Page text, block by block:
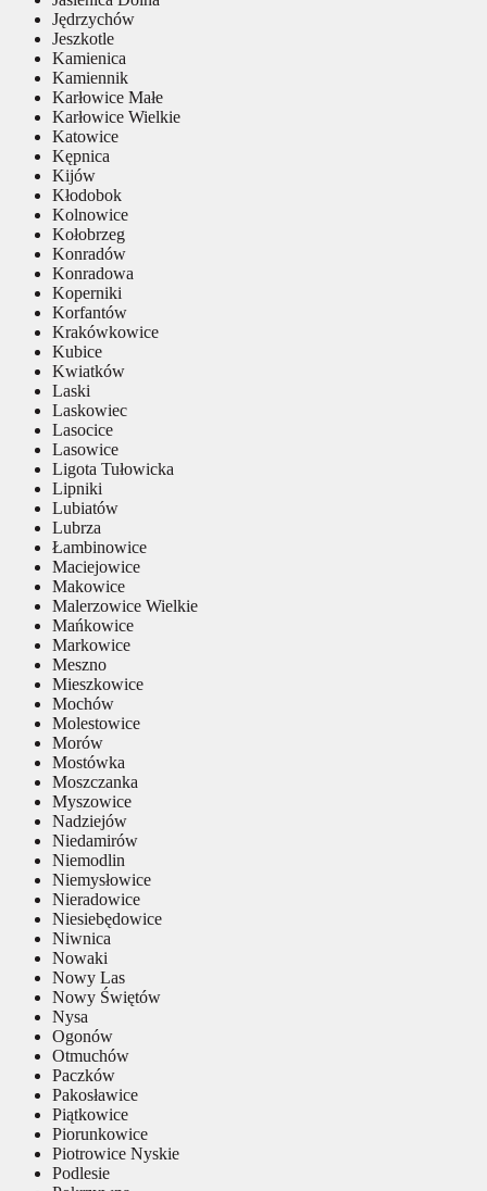
Jędrzychów
Jeszkotle
Kamienica
Kamiennik
Karłowice Małe
Karłowice Wielkie
Katowice
Kępnica
Kijów
Kłodobok
Kolnowice
Kołobrzeg
Konradów
Konradowa
Koperniki
Korfantów
Krakówkowice
Kubice
Kwiatków
Laski
Laskowiec
Lasocice
Lasowice
Ligota Tułowicka
Lipniki
Lubiatów
Lubrza
Łambinowice
Maciejowice
Makowice
Malerzowice Wielkie
Mańkowice
Markowice
Meszno
Mieszkowice
Mochów
Molestowice
Morów
Mostówka
Moszczanka
Myszowice
Nadziejów
Niedamirów
Niemodlin
Niemysłowice
Nieradowice
Niesiebędowice
Niwnica
Nowaki
Nowy Las
Nowy Świętów
Nysa
Ogonów
Otmuchów
Paczków
Pakosławice
Piątkowice
Piorunkowice
Piotrowice Nyskie
Podlesie